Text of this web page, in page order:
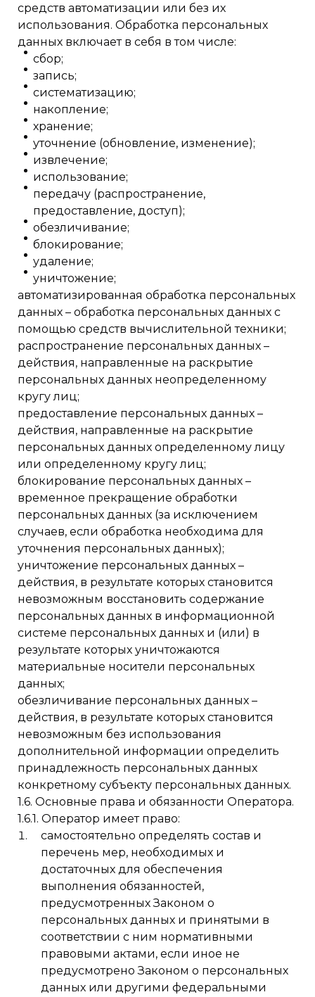
средств автоматизации или без их
использования. Обработка персональных
данных включает в себя в том числе:
сбор;
запись;
систематизацию;
накопление;
хранение;
уточнение (обновление, изменение);
извлечение;
использование;
передачу (распространение,
предоставление, доступ);
обезличивание;
блокирование;
удаление;
уничтожение;
автоматизированная обработка персональных
данных – обработка персональных данных с
помощью средств вычислительной техники;
распространение персональных данных –
действия, направленные на раскрытие
персональных данных неопределенному
кругу лиц;
предоставление персональных данных –
действия, направленные на раскрытие
персональных данных определенному лицу
или определенному кругу лиц;
блокирование персональных данных –
временное прекращение обработки
персональных данных (за исключением
случаев, если обработка необходима для
уточнения персональных данных);
уничтожение персональных данных –
действия, в результате которых становится
невозможным восстановить содержание
персональных данных в информационной
системе персональных данных и (или) в
результате которых уничтожаются
материальные носители персональных
данных;
обезличивание персональных данных –
действия, в результате которых становится
невозможным без использования
дополнительной информации определить
принадлежность персональных данных
конкретному субъекту персональных данных.
1.6. Основные права и обязанности Оператора.
1.6.1. Оператор имеет право:
самостоятельно определять состав и
перечень мер, необходимых и
достаточных для обеспечения
выполнения обязанностей,
предусмотренных Законом о
персональных данных и принятыми в
соответствии с ним нормативными
правовыми актами, если иное не
предусмотрено Законом о персональных
данных или другими федеральными